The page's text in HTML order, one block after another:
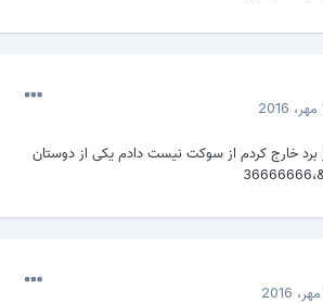
خارج کردم از سوکت نیست دادم یکی از دوستان